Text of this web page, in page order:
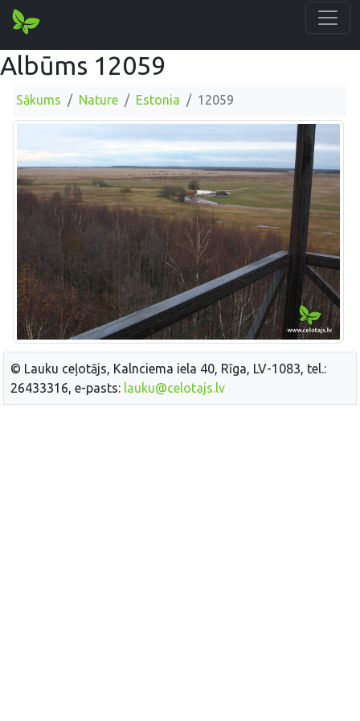
Albūms 12059
Sākums Nature Estonia 12059
© Lauku ceļotājs, Kalnciema iela 40, Rīga, LV-1083, tel.:
26433316, e-pasts: lauku@celotajs.lv